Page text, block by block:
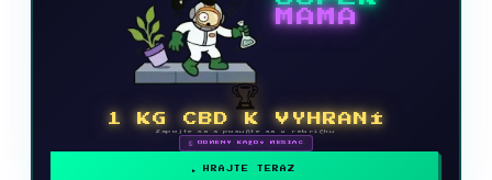
MAMA
🏆
1 KG CBD K VYHRANÍ
Zapojte sa a posuňte sa v rebríčku
🗓 ODMENY KAŽDÝ MESIAC
HRAJTE TERAZ